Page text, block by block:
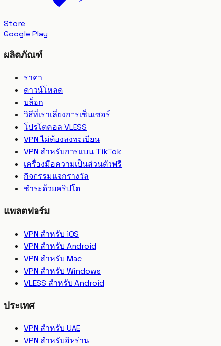
Store
Google Play
ผลิตภัณฑ์
ราคา
ดาวน์โหลด
บล็อก
วิธีที่เราเลี่ยงการเซ็นเซอร์
โปรโตคอล VLESS
VPN ไม่ต้องลงทะเบียน
VPN สำหรับการแบน TikTok
เครื่องมือความเป็นส่วนตัวฟรี
กิจกรรมแจกรางวัล
ชำระด้วยคริปโต
แพลตฟอร์ม
VPN สำหรับ iOS
VPN สำหรับ Android
VPN สำหรับ Mac
VPN สำหรับ Windows
VLESS สำหรับ Android
ประเทศ
VPN สำหรับ UAE
VPN สำหรับอิหร่าน